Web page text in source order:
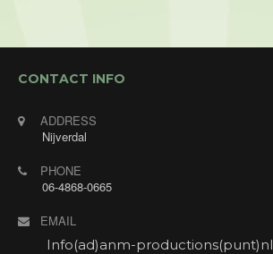
CONTACT INFO
ADDRESS
Nijverdal
PHONE
06-4868-0665
EMAIL
Info(ad)anm-productions(punt)nl